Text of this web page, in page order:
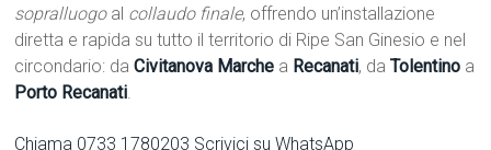
sopralluogo al collaudo finale, offrendo un’installazione
diretta e rapida su tutto il territorio di Ripe San Ginesio e nel
circondario: daCivitanova Marche a Recanati, daTolentino a
Porto Recanati.
Chiama 0733 1780203 Scrivici su WhatsApp